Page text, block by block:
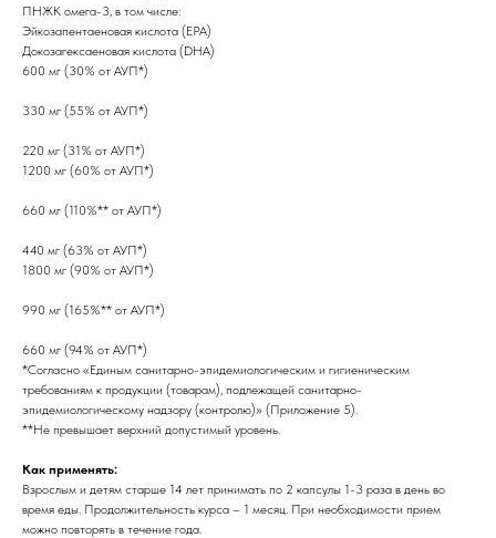
ПНЖК омега-3, в том числе:
Эйкозапентаеновая кислота (EPA)
Докозагексаеновая кислота (DHA)
600 мг (30% от АУП*)
330 мг (55% от АУП*)
220 мг (31% от АУП*)
1200 мг (60% от АУП*)
660 мг (110%** от АУП*)
440 мг (63% от АУП*)
1800 мг (90% от АУП*)
990 мг (165%** от АУП*)
660 мг (94% от АУП*)
*Согласно «Единым санитарно-эпидемиологическим и гигиеническим
требованиям к продукции (товарам), подлежащей санитарно-
эпидемиологическому надзору (контролю)» (Приложение 5).
**Не превышает верхний допустимый уровень.
Как применять:
Взрослым и детям старше 14 лет принимать по 2 капсулы 1-3 раза в день во
время еды. Продолжительность курса – 1 месяц. При необходимости прием
можно повторять в течение года.